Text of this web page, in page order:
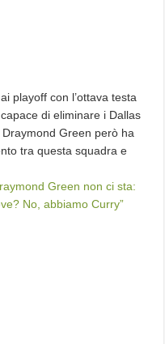
playoff con l’ottava testa
di eliminare i Dallas
Green però ha
tra questa squadra e
Green non ci sta:
No, abbiamo Curry”